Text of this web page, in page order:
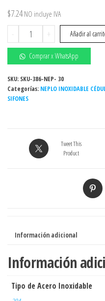
$7.24 NO incluye IVA
-
Neplo
2"
x
3"
Sch.
cédula
40
Grado
cantidad
+ Añadir al
Comprar x WhatsApp
SKU: SKU-386-NEP- 30
Categorías: NEPLO INOXIDABLE
SIFONES
Tweet This
Product
Información adicional
Información
Tipo de Acero Inoxidable